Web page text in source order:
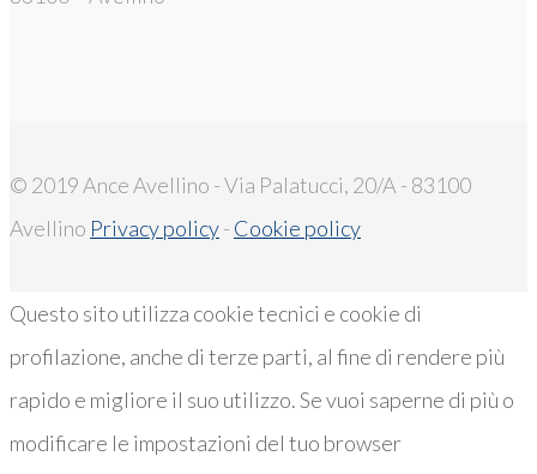
© 2019 Ance Avellino - Via Palatucci, 20/A - 83100
Avellino Privacy policy- Cookie policy
Questo sito utilizza cookie tecnici e cookie di
profilazione, anche di terze parti, al fine di rendere più
rapido e migliore il suo utilizzo. Se vuoi saperne di più o
modificare le impostazioni del tuo browser